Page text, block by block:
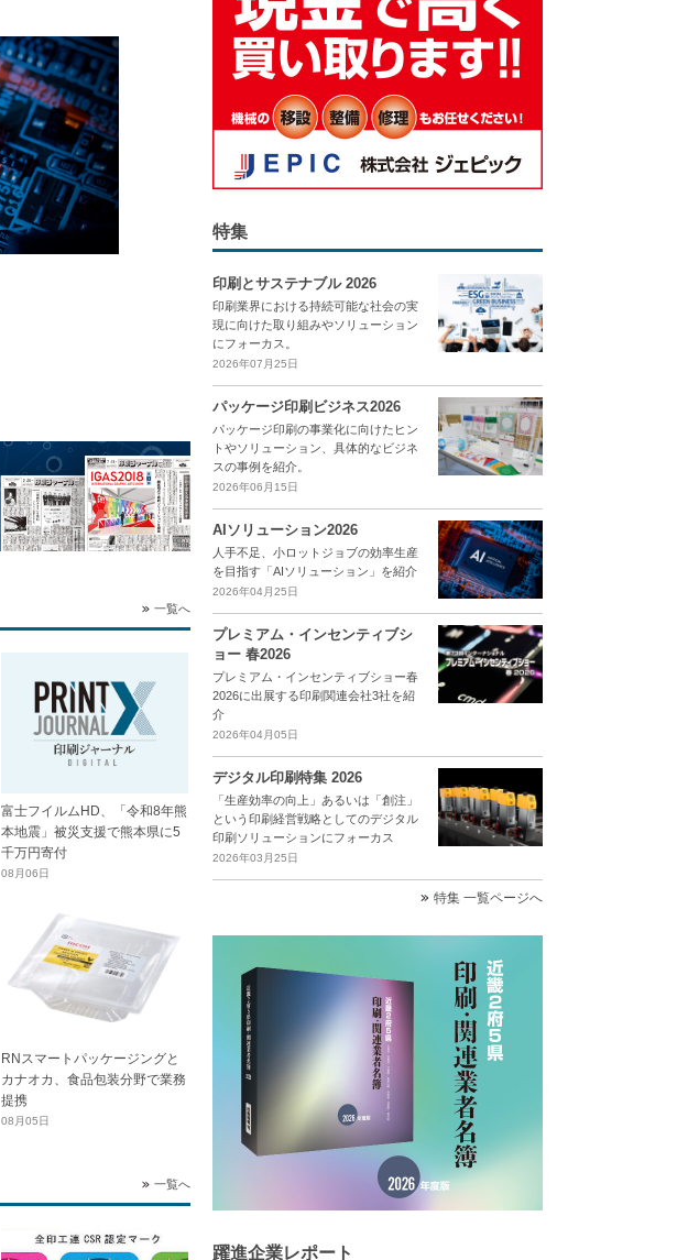
一覧へ
富士フイルムHD、「令和8年熊
本地震」被災支援で熊本県に5
千万円寄付
08月06日
RNスマートパッケージングと
カナオカ、食品包装分野で業務
提携
08月05日
一覧へ
特集
印刷とサステナブル 2026
印刷業界における持続可能な社会の実
現に向けた取り組みやソリューション
にフォーカス。
2026年07月25日
パッケージ印刷ビジネス2026
パッケージ印刷の事業化に向けたヒン
トやソリューション、具体的なビジネ
スの事例を紹介。
2026年06月15日
AIソリューション2026
人手不足、小ロットジョブの効率生産
を目指す「AIソリューション」を紹介
2026年04月25日
プレミアム・インセンティブシ
ョー 春2026
プレミアム・インセンティブショー春
2026に出展する印刷関連会社3社を紹
介
2026年04月05日
デジタル印刷特集 2026
「生産効率の向上」あるいは「創注」
という印刷経営戦略としてのデジタル
印刷ソリューションにフォーカス
2026年03月25日
特集 一覧ページへ
躍進企業レポート